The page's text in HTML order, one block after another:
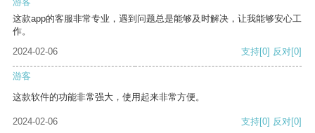
这款app的客服非常专业，遇到问题总是能够及时解决，让我能够安心工
作。
2024-02-06
支持[0] 反对[0]
游客
这款软件的功能非常强大，使用起来非常方便。
2024-02-06 支持[0] 反对[0]